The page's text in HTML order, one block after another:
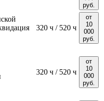
руб.
320 ч / 520 ч
от
10
000
руб.
320 ч / 520 ч
от
10
000
руб.